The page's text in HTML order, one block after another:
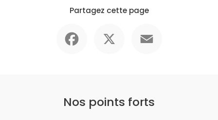
Partagez cette page
Nos points forts